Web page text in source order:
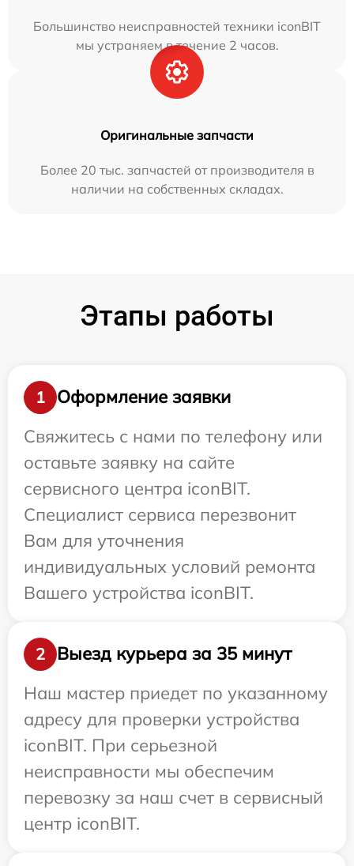
Большинство неисправностей техники iconBIT
мы устраняем в течение 2 часов.
Оригинальные запчасти
Более 20 тыс. запчастей от производителя в
наличии на собственных складах.
Этапы работы
1
Оформление заявки
Свяжитесь с нами по телефону или
оставьте заявку на сайте
сервисного центра iconBIT.
Специалист сервиса перезвонит
Вам для уточнения
индивидуальных условий ремонта
Вашего устройства iconBIT.
2
Выезд курьера за 35 минут
Наш мастер приедет по указанному
адресу для проверки устройства
iconBIT. При серьезной
неисправности мы обеспечим
перевозку за наш счет в сервисный
центр iconBIT.